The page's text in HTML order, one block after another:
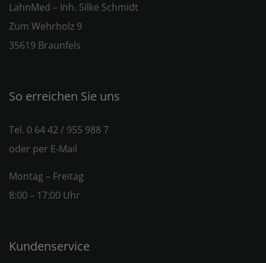
LahnMed – Inh. Silke Schmidt
Zum Wehrholz 9
35619 Braunfels
So erreichen Sie uns
Tel. 0 64 42 / 955 988 7
oder per E-Mail
Montag – Freitag
8:00 – 17:00 Uhr
Kundenservice